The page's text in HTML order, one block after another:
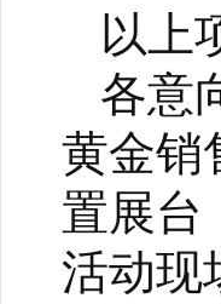
以上
各意
黄金销
置展台
活动现